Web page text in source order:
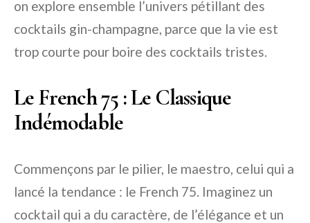
on explore ensemble l’univers pétillant des
cocktails gin-champagne, parce que la vie est
trop courte pour boire des cocktails tristes.
Le French 75 : Le Classique
Indémodable
Commençons par le pilier, le maestro, celui qui a
lancé la tendance : le French 75. Imaginez un
cocktail qui a du caractère, de l’élégance et un